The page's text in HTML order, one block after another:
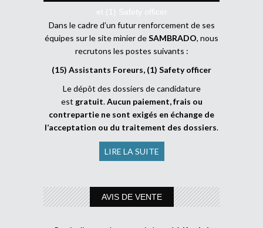
et (1) Safety officer
Dans le cadre d’un futur renforcement de ses
équipes sur le site minier deSAMBRADO, nous
recrutons les postes suivants :
(15) Assistants Foreurs, (1) Safety officer
Le dépôt des dossiers de candidature
est gratuit.Aucun paiement, frais ou
contrepartie ne sont exigés en échange de
l’acceptation ou du traitement des dossiers.
LIRE LA SUITE
AVIS DE VENTE